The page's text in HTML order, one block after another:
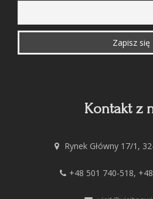
Kontakt z
Rynek Główny 17/1,
+48 501 740-518,